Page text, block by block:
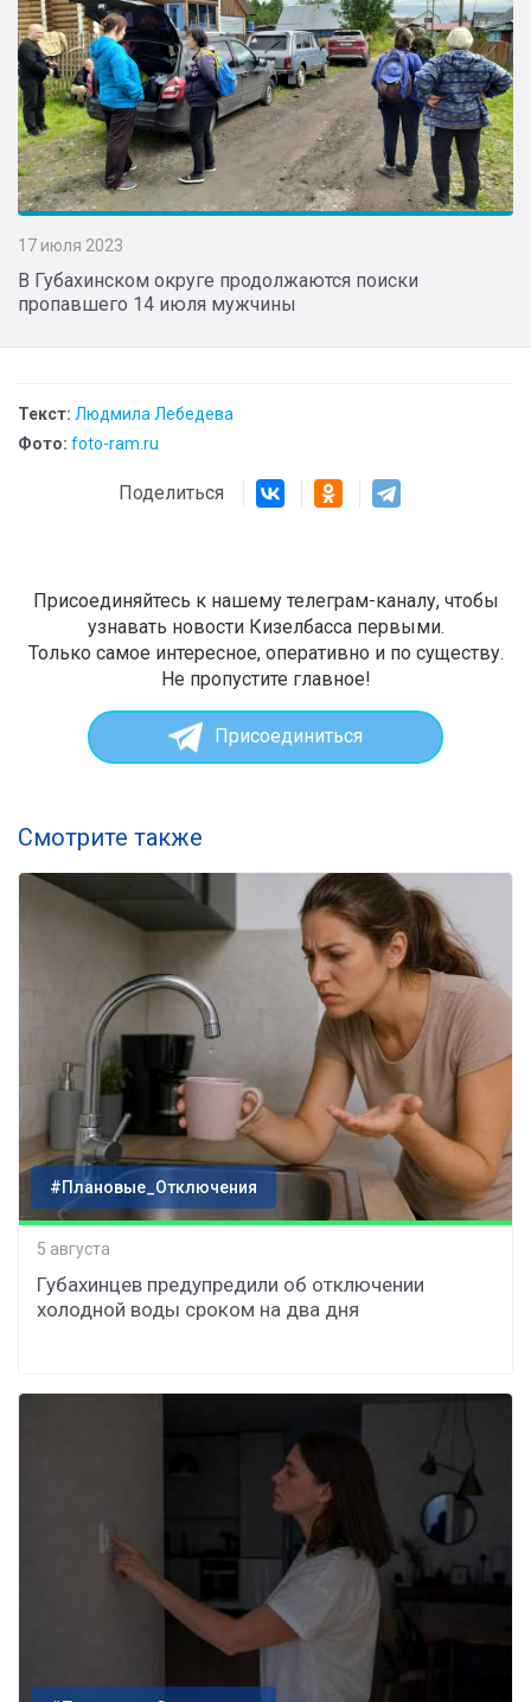
17 июля 2023
В Губахинском округе продолжаются поиски
пропавшего 14 июля мужчины
Текст: Людмила Лебедева
Фото: foto-ram.ru
Поделиться
Присоединяйтесь к нашему телеграм-каналу, чтобы
узнавать новости Кизелбасса первыми.
Только самое интересное, оперативно и по существу.
Не пропустите главное!
Присоединиться
Смотрите также
#Плановые_Отключения
5 августа
Губахинцев предупредили об отключении
холодной воды сроком на два дня